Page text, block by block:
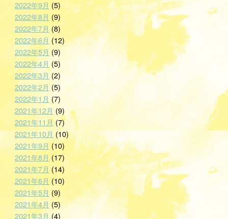
2022年9月 (5)
2022年8月 (9)
2022年7月(8)
2022年6月(12)
2022年5月 (9)
2022年4月 (5)
2022年3月(2)
2022年2月 (5)
2022年1月 (7)
2021年12月 (9)
2021年11月 (7)
2021年10月(10)
2021年9月 (10)
2021年8月 (17)
2021年7月 (14)
2021年6月 (10)
2021年5月(9)
2021年4月 (5)
2021年3月 (4)